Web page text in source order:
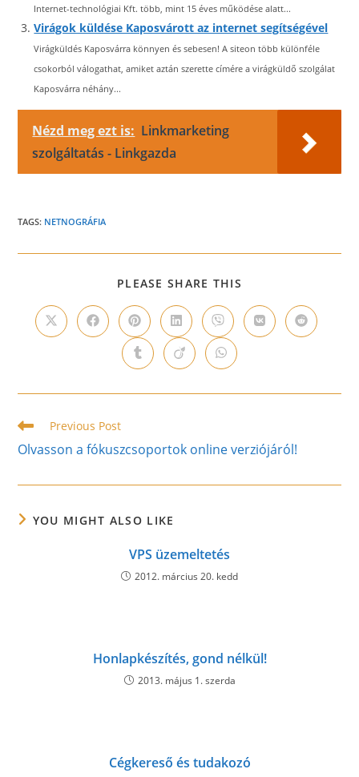
Internet-technológiai Kft. több, mint 15 éves működése alatt...
Virágok küldése Kaposvárott az internet segítségével
Virágküldés Kaposvárra könnyen és sebesen! A siteon több különféle
csokorból válogathat, amiket aztán szerette címére a virágküldő szolgálat
Kaposvárra néhány...
Nézd meg ezt is: Linkmarketing
szolgáltatás - Linkgazda
TAGS: NETNOGRÁFIA
PLEASE SHARE THIS
CONTENT
Opens
in
Opens
in
window
Opens
in
a
new
window
Opens
in
a
new
window
Opens
in
a
new
window
Opens
in
Opens
in
Opens
in
new
Opens
in
new
Opens
in
new
Read
more
articles
Previous Post
Olvasson a fókuszcsoportok online verziójáról!
YOU MIGHT ALSO LIKE
VPS üzemeltetés
2012. március 20. kedd
Honlapkészítés, gond nélkül!
2013. május 1. szerda
Cégkereső és tudakozó